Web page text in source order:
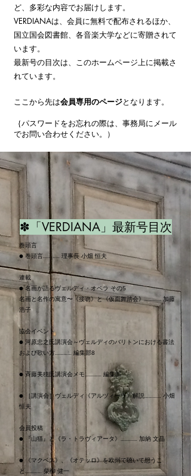
ど、多彩な内容でお届けします。
VERDIANAは、会員に無料で配布されるほか、
国立国会図書館、各音楽大学などに寄贈されて
います。
最新号の目次は、このホームページ上に掲載さ
れています。
ここから先は会員専用のページとなります。
｛パスワードをお忘れの際は、事務局にメール
でお問い合わせください。）
✽「VERDIANA」最新号目次
巻頭言
● 巻頭言………… 理事長 小畑 恒夫
連載
● 名画が語るヴェルディ・オペラ その5
名画と名作の寓意〜《接吻》と《仮面舞踏会》………… 加藤
浩子
協会イベント
● 河原忠之氏講演会～ヴェルディのバリトンにおける書法
および歌い方………… 編集部8
● 斉藤美穂氏講演会メモ………… 編集部
● ［講演会］ヴェルディ《アルヅィーラ》解説………… 小畑
恒夫
会員投稿
● 『山猫』と《ラ・トラヴィアータ》………… 加納 文晶
● 《マクベス》、《オテッロ》を欧州で聴いて想うこ
と………… 柴柳 健一